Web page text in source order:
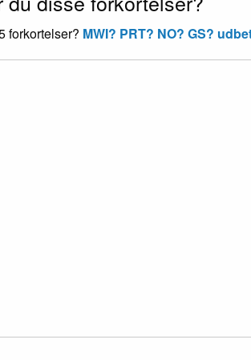
forkortelser? MWI? PRT? NO? GS?